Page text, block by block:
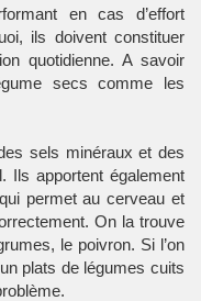
en cas d’effort
ils doivent constituer
quotidienne. A savoir
secs comme les
sels minéraux et des
Ils apportent également
permet au cerveau et
On la trouve
le poivron. Si l’on
plats de légumes cuits